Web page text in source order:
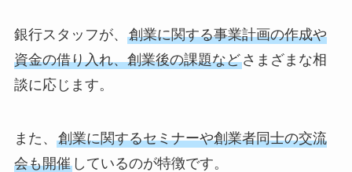
銀行スタッフが、 創業に関する事業計画の作成や
資金の借り入れ、創業後の課題などさまざまな相
談に応じます。
また、 創業に関するセミナーや創業者同士の交流
会も開催しているのが特徴です。